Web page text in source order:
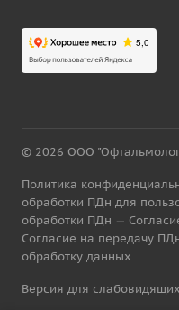
© 2026 ООО
Политика
обработки ПДн для
обработки ПДн —
Согласие на передачу
обработку данных
Версия для слабовидящих